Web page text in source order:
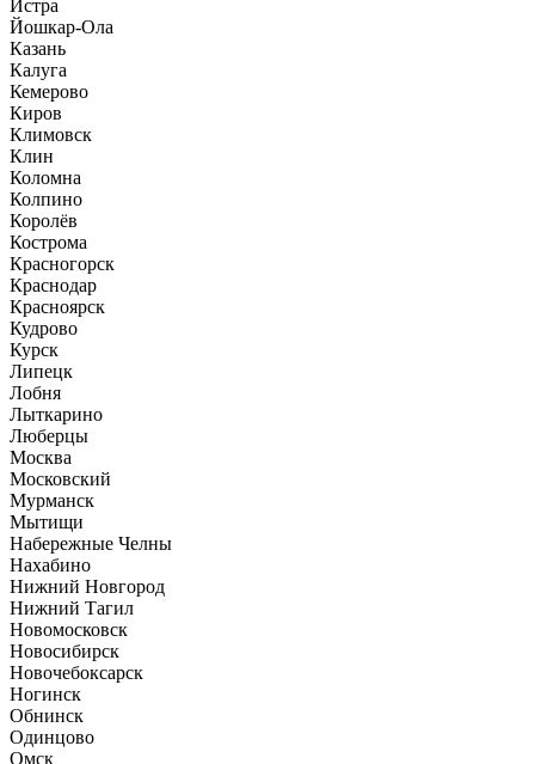
Истра
Йошкар-Ола
Казань
Калуга
Кемерово
Киров
Климовск
Клин
Коломна
Колпино
Королёв
Кострома
Красногорск
Краснодар
Красноярск
Кудрово
Курск
Липецк
Лобня
Лыткарино
Люберцы
Москва
Московский
Мурманск
Мытищи
Набережные Челны
Нахабино
Нижний Новгород
Нижний Тагил
Новомосковск
Новосибирск
Новочебоксарск
Ногинск
Обнинск
Одинцово
Омск